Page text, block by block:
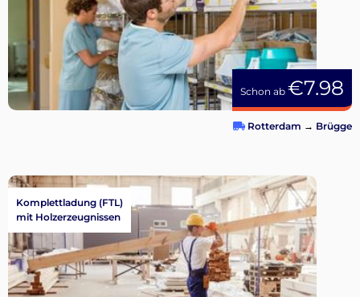
Schon ab €7.98
Rotterdam → Brügge
Komplettladung (FTL)
mit Holzerzeugnissen